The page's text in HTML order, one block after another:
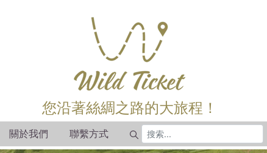
您沿著絲綢之路的大旅程！
關於我們 聯繫方式